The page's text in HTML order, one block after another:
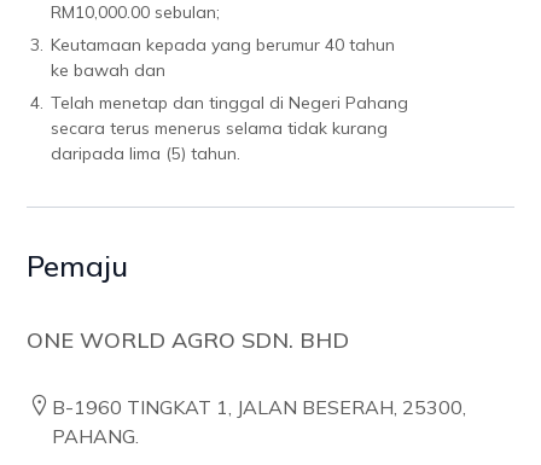
RM10,000.00 sebulan;
3. Keutamaan kepada yang berumur 40 tahun
ke bawah dan
4. Telah menetap dan tinggal di Negeri Pahang
secara terus menerus selama tidak kurang
daripada lima (5) tahun.
Pemaju
ONE WORLD AGRO SDN. BHD
B-1960 TINGKAT 1, JALAN BESERAH, 25300,
PAHANG.